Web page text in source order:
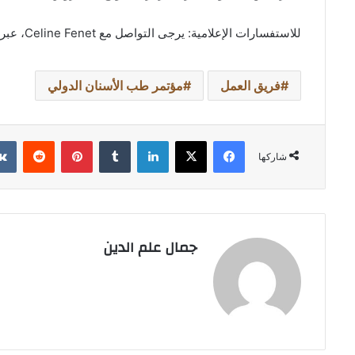
للاستفسارات الإعلامية: يرجى التواصل مع Celine Fenet، عبر الإيميل: celinefenet@dmgevents.com
فريق العمل مؤتمر طب الأسنان الدولي
شاركها
فيسبوك ‫X لينكدإن بينتيريست
جمال علم الدين